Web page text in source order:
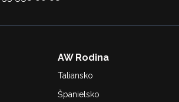
AW Rodina
Taliansko
Španielsko